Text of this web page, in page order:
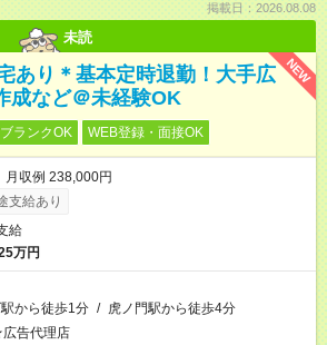
掲載日：2026.08.08
未読
NEW
あり＊基本定時退勤！大手広
成など＠未経験OK
ブランクOK WEB登録・面接OK
収例 238,000円
支給あり
給
万円
から徒歩1分 / 虎ノ門駅から徒歩4分
告代理店